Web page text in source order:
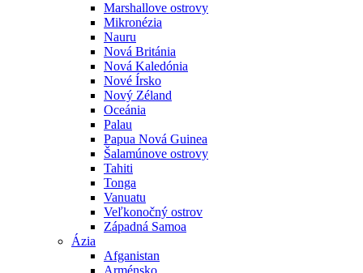
Marshallove ostrovy
Mikronézia
Nauru
Nová Británia
Nová Kaledónia
Nové Írsko
Nový Zéland
Oceánia
Palau
Papua Nová Guinea
Šalamúnove ostrovy
Tahiti
Tonga
Vanuatu
Veľkonočný ostrov
Západná Samoa
Ázia
Afganistan
Arménsko